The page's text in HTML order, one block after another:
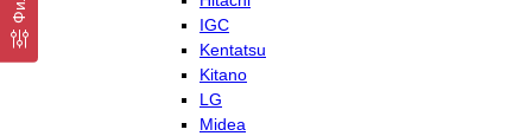
IGC
Kentatsu
Kitano
LG
Midea